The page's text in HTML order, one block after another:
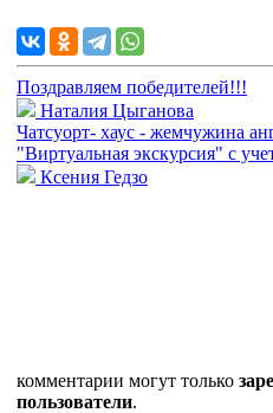
Поздравляем победителей!!!
Наталия Цыганова
Чатсуорт- хаус - жемчужина
"Виртуальная экскурсия" с
Ксения Гедзо
комментарии могут только
пользователи.